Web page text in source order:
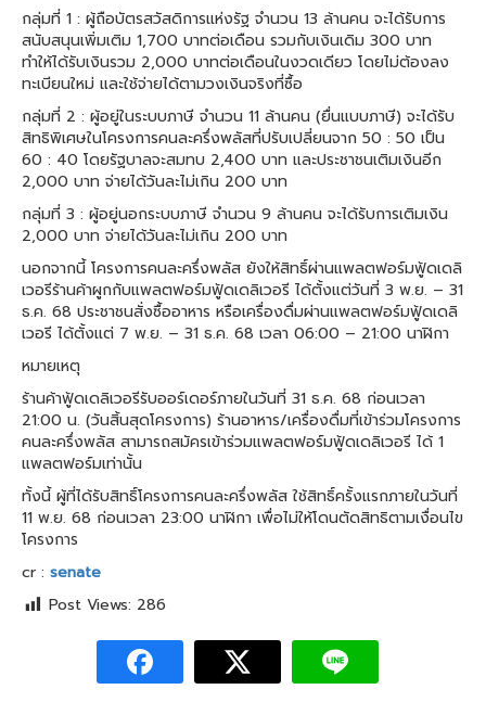
กลุ่มที่ 1 : ผู้ถือบัตรสวัสดิการแห่งรัฐ จำนวน 13 ล้านคน จะได้รับการ
สนับสนุนเพิ่มเติม 1,700 บาทต่อเดือน รวมกับเงินเดิม 300 บาท
ทำให้ได้รับเงินรวม 2,000 บาทต่อเดือนในงวดเดียว โดยไม่ต้องลง
ทะเบียนใหม่ และใช้จ่ายได้ตามวงเงินจริงที่ซื้อ
กลุ่มที่ 2 : ผู้อยู่ในระบบภาษี จำนวน 11 ล้านคน (ยื่นแบบภาษี) จะได้รับ
สิทธิพิเศษในโครงการคนละครึ่งพลัสที่ปรับเปลี่ยนจาก 50 : 50 เป็น
60 : 40 โดยรัฐบาลจะสมทบ 2,400 บาท และประชาชนเติมเงินอีก
2,000 บาท จ่ายได้วันละไม่เกิน 200 บาท
กลุ่มที่ 3 : ผู้อยู่นอกระบบภาษี จำนวน 9 ล้านคน จะได้รับการเติมเงิน
2,000 บาท จ่ายได้วันละไม่เกิน 200 บาท
นอกจากนี้ โครงการคนละครึ่งพลัส ยังให้สิทธิ์ผ่านแพลตฟอร์มฟู้ดเดลิ
เวอรีร้านค้าผูกกับแพลตฟอร์มฟู้ดเดลิเวอรี ได้ตั้งแต่วันที่ 3 พ.ย. – 31
ธ.ค. 68 ประชาชนสั่งซื้ออาหาร หรือเครื่องดื่มผ่านแพลตฟอร์มฟู้ดเดลิ
เวอรี ได้ตั้งแต่ 7 พ.ย. – 31 ธ.ค. 68 เวลา 06:00 – 21:00 นาฬิกา
หมายเหตุ
ร้านค้าฟู้ดเดลิเวอรีรับออร์เดอร์ภายในวันที่ 31 ธ.ค. 68 ก่อนเวลา
21:00 น. (วันสิ้นสุดโครงการ) ร้านอาหาร/เครื่องดื่มที่เข้าร่วมโครงการ
คนละครึ่งพลัส สามารถสมัครเข้าร่วมแพลตฟอร์มฟู้ดเดลิเวอรี ได้ 1
แพลตฟอร์มเท่านั้น
ทั้งนี้ ผู้ที่ได้รับสิทธิ์โครงการคนละครึ่งพลัส ใช้สิทธิ์ครั้งแรกภายในวันที่
11 พ.ย. 68 ก่อนเวลา 23:00 นาฬิกา เพื่อไม่ให้โดนตัดสิทธิตามเงื่อนไข
โครงการ
cr : senate
Post Views: 286